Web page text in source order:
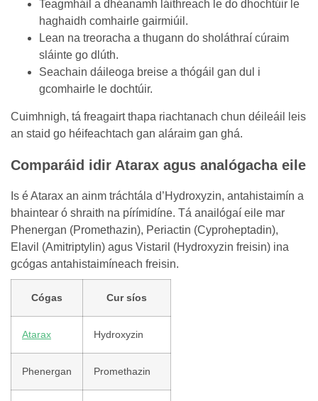
Teagmháil a dhéanamh láithreach le do dhochtúir le
haghaidh comhairle gairmiúil.
Lean na treoracha a thugann do sholáthraí cúraim
sláinte go dlúth.
Seachain dáileoga breise a thógáil gan dul i
gcomhairle le dochtúir.
Cuimhnigh, tá freagairt thapa riachtanach chun déileáil leis
an staid go héifeachtach gan aláraim gan ghá.
Comparáid idir Atarax agus analógacha eile
Is é Atarax an ainm tráchtála d’Hydroxyzin, antahistaimín a
bhaintear ó shraith na pírímidíne. Tá anailógaí eile mar
Phenergan (Promethazin), Periactin (Cyproheptadin),
Elavil (Amitriptylin) agus Vistaril (Hydroxyzin freisin) ina
gcógas antahistaimíneach freisin.
Cógas Cur síos
Atarax Hydroxyzin
Phenergan Promethazin